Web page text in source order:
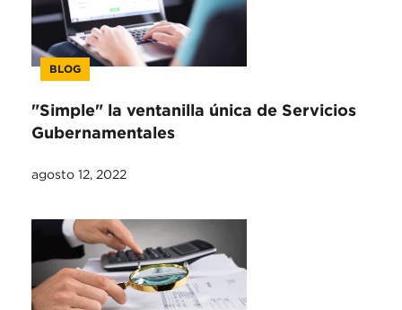
BLOG
"Simple" la ventanilla única de Servicios
Gubernamentales
agosto 12, 2022